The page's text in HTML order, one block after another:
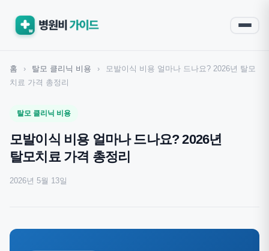
홈 › 탈모 클리닉 비용 ›
모발이식 비용 얼마나 드나요? 2026년 탈모
치료 가격 총정리
탈모 클리닉 비용
모발이식 비용 얼마나 드나요? 2026년
탈모치료 가격 총정리
2026년 5월 13일